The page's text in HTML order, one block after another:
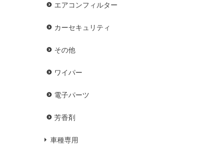
エアコンフィルター
カーセキュリティ
その他
ワイパー
電子パーツ
芳香剤
車種専用